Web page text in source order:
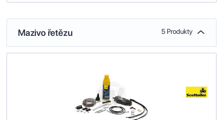
Mazivo řetězu 5 Produkty